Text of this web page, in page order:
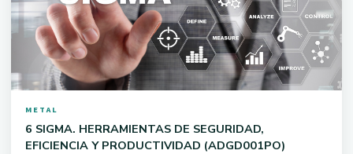
METAL
6 SIGMA. HERRAMIENTAS DE SEGURIDAD,
EFICIENCIA Y PRODUCTIVIDAD (ADGD001PO)